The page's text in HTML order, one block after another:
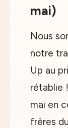
mai)
Nous
notre
Up au
rétablie
mai en
frères